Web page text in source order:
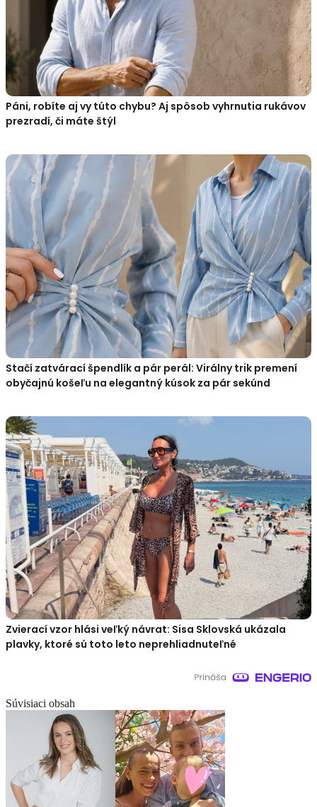
Páni, robíte aj vy túto chybu? Aj spôsob vyhrnutia rukávov
prezradí, či máte štýl
Stačí zatvárací špendlík a pár perál: Virálny trik premení
obyčajnú košeľu na elegantný kúsok za pár sekúnd
Zvierací vzor hlási veľký návrat: Sisa Sklovská ukázala
plavky, ktoré sú toto leto neprehliadnuteľné
Súvisiaci obsah